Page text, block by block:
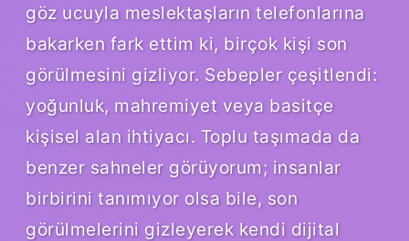
göz ucuyla meslektaşların telefonlarına
bakarken fark ettim ki, birçok kişi son
görülmesini gizliyor. Sebepler çeşitlendi:
yoğunluk, mahremiyet veya basitçe
kişisel alan ihtiyacı. Toplu taşımada da
benzer sahneler görüyorum; insanlar
birbirini tanımıyor olsa bile, son
görülmelerini gizleyerek kendi dijital